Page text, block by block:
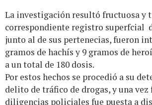
La investigación resultó fructuosa y
correspondiente registro superfcial
junto al de sus pertenecias, fueron
gramos de hachís y 9 gramos de
a un total de 180 dosis.
Por estos hechos se procedió a su
delito de tráfico de drogas, y una
diligencias policiales fue puesta a